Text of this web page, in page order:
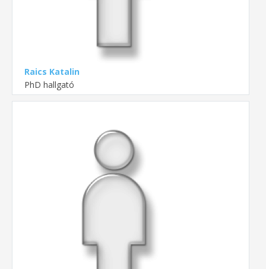
Raics Katalin
PhD hallgató